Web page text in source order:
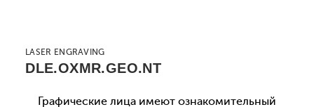
LASER ENGRAVING
DLE.OXMR.GEO.NT
Графические лица имеют ознакомительный